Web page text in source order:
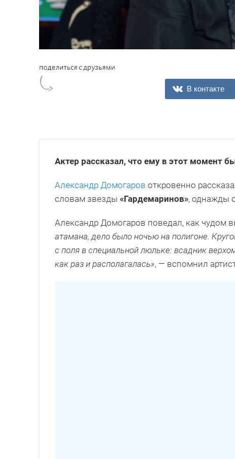
В контакте
Актер рассказал, что ему в этот момент
Александр Домогаров откровенно
словам звезды «Гардемаринов», однажды
Александр Домогаров поведал, как чудом
атамана, дело было ночью на полигоне.
с поля в специальной люльке: всадник
как раз и располагалась», — вспомнил